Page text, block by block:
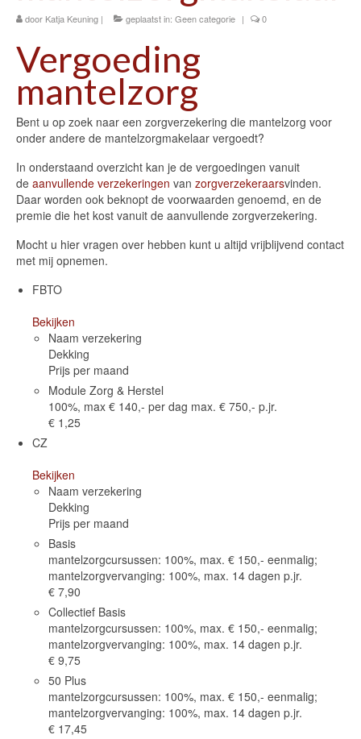
Werkgever – Coaching van uw mantelzorgers
Wat levert het u op en wat kost het u?
Gemeenten
Onafhankelijke cliëntondersteuning
Ouder van een zorgintensief kind
Over mij
Over mij
Chaam – Oosterhout
Uw Privacy is gegarandeerd – AVG compliant
Ik ben lid van de Beroepsvereniging
Mantelzorg
Prinsenbeek- Breda- Etten Leur)
Laatste Nieuws
Inschrijfformulier
Cookie beleid
Booking Received
Boekingsformulier
Full Day Booking
Time Slots Booking
door Katja Keuning | geplaatst in: Geen categorie | 0
Vergoeding
mantelzorg
Bent u op zoek naar een zorgverzekering die mantelzorg voor
onder andere de mantelzorgmakelaar vergoedt?
In onderstaand overzicht kan je de vergoedingen vanuit
de aanvullende verzekeringen van zorgverzekeraarsvinden.
Daar worden ook beknopt de voorwaarden genoemd, en de
premie die het kost vanuit de aanvullende zorgverzekering.
Mocht u hier vragen over hebben kunt u altijd vrijblijvend contact
met mij opnemen.
FBTO
Bekijken
Naam verzekering
Dekking
Prijs per maand
Module Zorg & Herstel
100%, max € 140,- per dag max. € 750,- p.jr.
€ 1,25
CZ
Bekijken
Naam verzekering
Dekking
Prijs per maand
Basis
mantelzorgcursussen: 100%, max. € 150,- eenmalig;
mantelzorgvervanging: 100%, max. 14 dagen p.jr.
€ 7,90
Collectief Basis
mantelzorgcursussen: 100%, max. € 150,- eenmalig;
mantelzorgvervanging: 100%, max. 14 dagen p.jr.
€ 9,75
50 Plus
mantelzorgcursussen: 100%, max. € 150,- eenmalig;
mantelzorgvervanging: 100%, max. 14 dagen p.jr.
€ 17,45